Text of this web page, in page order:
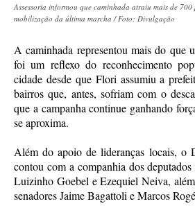
Assessoria informou que caminhada atraiu mais de 700
mobilização da última marcha / Foto: Divulgação
A caminhada representou mais do que
foi um reflexo do reconhecimento
cidade desde que Flori assumiu a
bairros que, antes, sofriam com o
que a campanha continue ganhando
se aproxima.
Além do apoio de lideranças locais, o
contou com a companhia dos
Luizinho Goebel e Ezequiel Neiva,
senadores Jaime Bagattoli e Marcos